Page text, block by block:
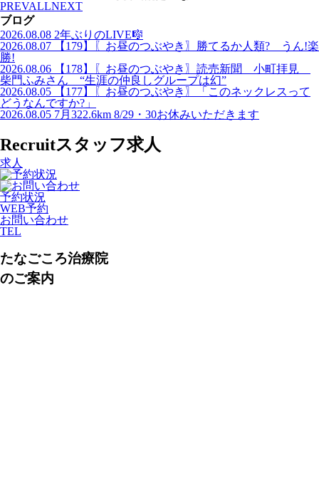
PREVALLNEXT
ブログ
2026.08.08 2年ぶりのLIVE🎼
2026.08.07
【179】〖お昼のつぶやき〗勝てるか人類? うん!楽
勝!
2026.08.06
【178】〖お昼のつぶやき〗読売新聞 小町拝見
柴門ふみさん “生涯の仲良しグループは幻”
2026.08.05
【177】〖お昼のつぶやき〗「このネックレスって
どうなんですか?」
2026.08.05 7月322.6km 8/29・30お休みいただきます
Recruitスタッフ求人
求人
予約状況
WEB予約
お問い合わせ
TEL
たなごころ治療院
のご案内